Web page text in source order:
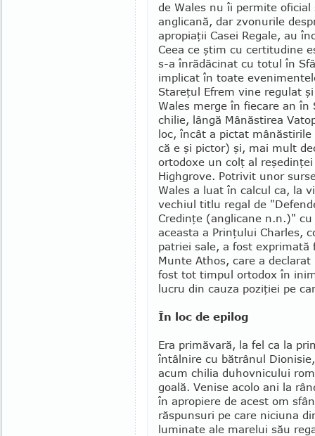
de Wales nu îi permite
anglicană, dar zvonurile
apropiaţii Casei Regale, au
Ceea ce ştim cu certitudine
s-a înrădăcinat cu totul în
implicat în toate
Stareţul Efrem vine regulat
Wales merge în fiecare an
chilie, lângă Mânăsti­rea
loc, încât a pictat
că e şi pictor) şi, mai mult
ortodoxe un colţ al
High­grove. Potrivit unor
Wales a luat în calcul ca, la
vechiul titlu regal de
Credinţe (anglicane n.n.)"
aceasta a Prinţului Charles,
patriei sale, a fost
Munte Athos, care a
fost tot timpul ortodox în
lucru din cau­za poziţiei pe
În loc de epilog
Era primăvară, la fel ca la
întâlnire cu bătrânul
acum chilia duhov­ni­cului
goală. Venise acolo ani la
în apropiere de acest om
răspunsuri pe care niciuna
luminate ale marelui său